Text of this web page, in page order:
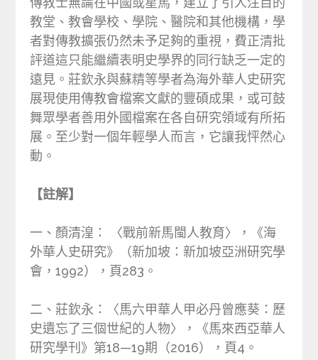
教堂、教會學校、學院、醫院和其他機構，學
者對傳教擴張仍然未予足夠的重視，費正清批
評道這只能繼續表明史學界的同行缺乏一定的
遠見。莊欽永與蘇精等學者為海外華人史研究
展現使用傳教會檔案文獻的豐碩成果，或可鼓
舞眾學者善用外國檔案在各自研究領域有所拓
展。至少對一個年輕學人而言，它讓我怦然心
動。
【註解】
一、顏清湟： 〈戰前新馬閩人教育〉，《海
外華人史研究》（新加坡：新加坡亞洲研究學
會，1992），頁283。
二、莊欽永：〈馬六甲華人甲必丹曾應葵：歷
史遺忘了三個世紀的人物〉，《馬來西亞華人
研究學刊》第18—19期（2016），頁4。